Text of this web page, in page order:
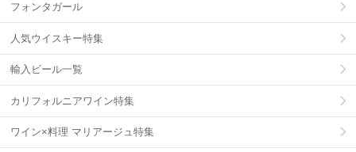
フォンタガール
人気ウイスキー特集
輸入ビール一覧
カリフォルニアワイン特集
ワイン×料理 マリアージュ特集